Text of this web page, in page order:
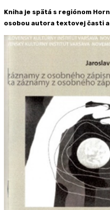
Kniha je spätá s regiónom
osobou autora textovej časti